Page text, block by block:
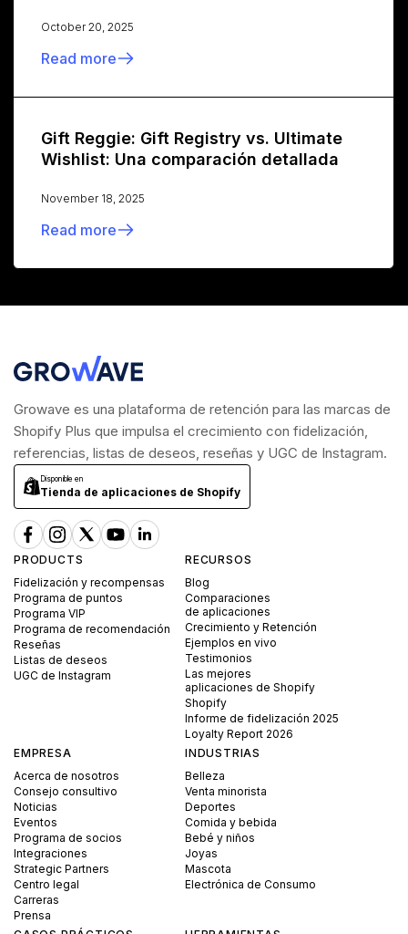
October 20, 2025
Read more
Gift Reggie: Gift Registry vs. Ultimate
Wishlist: Una comparación detallada
November 18, 2025
Read more
Growave es una plataforma de retención para las marcas de
Shopify Plus que impulsa el crecimiento con fidelización,
referencias, listas de deseos, reseñas y UGC de Instagram.
Disponible en
Tienda de aplicaciones de Shopify
PRODUCTS
Fidelización y recompensas
Programa de puntos
Programa VIP
Programa de recomendación
Reseñas
Listas de deseos
UGC de Instagram
RECURSOS
Blog
Comparaciones
de aplicaciones
Crecimiento y Retención
Ejemplos en vivo
Testimonios
Las mejores
aplicaciones de Shopify
Shopify
Informe de fidelización 2025
Loyalty Report 2026
EMPRESA
Acerca de nosotros
Consejo consultivo
Noticias
Eventos
Programa de socios
Integraciones
Strategic Partners
Centro legal
Carreras
Prensa
INDUSTRIAS
Belleza
Venta minorista
Deportes
Comida y bebida
Bebé y niños
Joyas
Mascota
Electrónica de Consumo